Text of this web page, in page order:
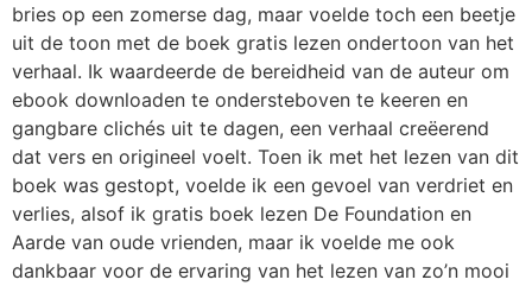
bries op een zomerse dag, maar voelde toch een beetje
uit de toon met de boek gratis lezen ondertoon van het
verhaal. Ik waardeerde de bereidheid van de auteur om
ebook downloaden te ondersteboven te keeren en
gangbare clichés uit te dagen, een verhaal creëerend
dat vers en origineel voelt. Toen ik met het lezen van dit
boek was gestopt, voelde ik een gevoel van verdriet en
verlies, alsof ik gratis boek lezen De Foundation en
Aarde van oude vrienden, maar ik voelde me ook
dankbaar voor de ervaring van het lezen van zo’n mooi